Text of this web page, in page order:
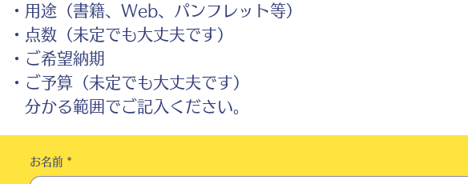
・用途（書籍、Web、パンフレット等）
・点数（未定でも大丈夫です）
・ご希望納期
・ご予算（未定でも大丈夫です）
分かる範囲でご記入ください。
お名前 *